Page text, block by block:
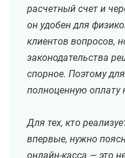
расчетный счет и
он удобен для
клиентов вопросов,
законодательства
спорное. Поэтому
полноценную оплату
Для тех, кто
впервые, нужно
онлайн-касса — это